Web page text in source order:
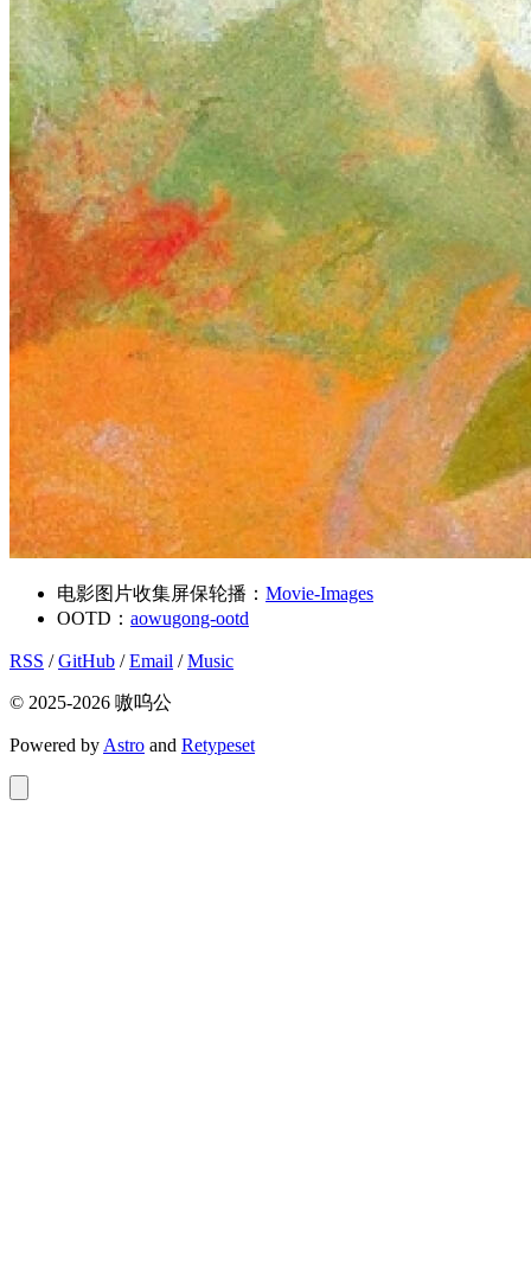
电影图片收集屏保轮播： Movie-Images
OOTD： aowugong-ootd
RSS /GitHub /Email /Music
© 2025-2026 嗷呜公
Powered by Astro and Retypeset